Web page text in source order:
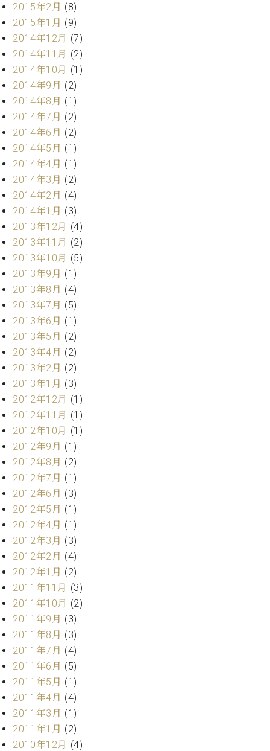
2015年2月 (8)
2015年1月 (9)
2014年12月 (7)
2014年11月 (2)
2014年10月 (1)
2014年9月 (2)
2014年8月 (1)
2014年7月 (2)
2014年6月 (2)
2014年5月 (1)
2014年4月 (1)
2014年3月 (2)
2014年2月 (4)
2014年1月 (3)
2013年12月 (4)
2013年11月 (2)
2013年10月 (5)
2013年9月 (1)
2013年8月 (4)
2013年7月 (5)
2013年6月 (1)
2013年5月 (2)
2013年4月 (2)
2013年2月 (2)
2013年1月 (3)
2012年12月 (1)
2012年11月 (1)
2012年10月 (1)
2012年9月 (1)
2012年8月 (2)
2012年7月 (1)
2012年6月 (3)
2012年5月 (1)
2012年4月 (1)
2012年3月 (3)
2012年2月 (4)
2012年1月 (2)
2011年11月 (3)
2011年10月 (2)
2011年9月 (3)
2011年8月 (3)
2011年7月 (4)
2011年6月 (5)
2011年5月 (1)
2011年4月 (4)
2011年3月 (1)
2011年1月 (2)
2010年12月 (4)